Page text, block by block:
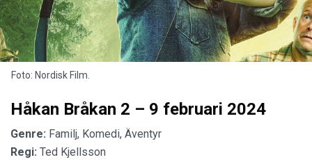
Foto: Nordisk Film.
Håkan Bråkan 2 – 9 februari 2024
Genre: Familj, Komedi, Äventyr
Regi: Ted Kjellsson